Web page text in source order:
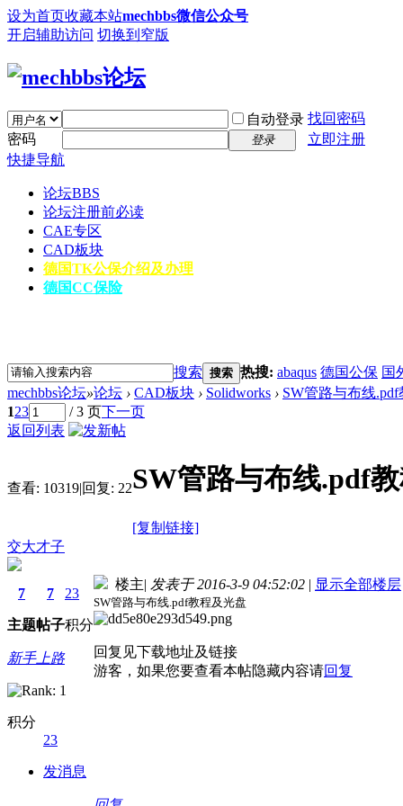
设为首页收藏本站mechbbs微信公众号
开启辅助访问 切换到窄版
自动登录 找回密码
密码
登录
立即注册
快捷导航
论坛BBS
论坛注册前必读
CAE专区
CAD板块
德国TK公保介绍及办理
德国CC保险
搜索 搜索 热搜: abaqus 德国公保 国
mechbbs论坛»论坛 › CAD板块 › Solidworks › SW管路与布线
123 / 3 页下一页
返回列表
查看: 10319|回复: 22SW管路与布线.pdf
[复制链接]
交大才子
7
主题
7
帖子
23
积分
新手上路
积分
23
发消息
楼主| 发表于 2016-3-9 04:52:02 | 显示全部楼层
SW管路与布线.pdf教程及光盘
回复见下载地址及链接
游客，如果您要查看本帖隐藏内容请回复